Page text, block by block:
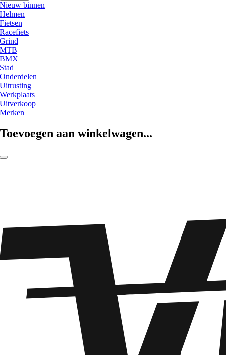
Nieuw binnen
Helmen
Fietsen
Racefiets
Grind
MTB
BMX
Stad
Onderdelen
Uitrusting
Werkplaats
Uitverkoop
Merken
Toevoegen aan winkelwagen...